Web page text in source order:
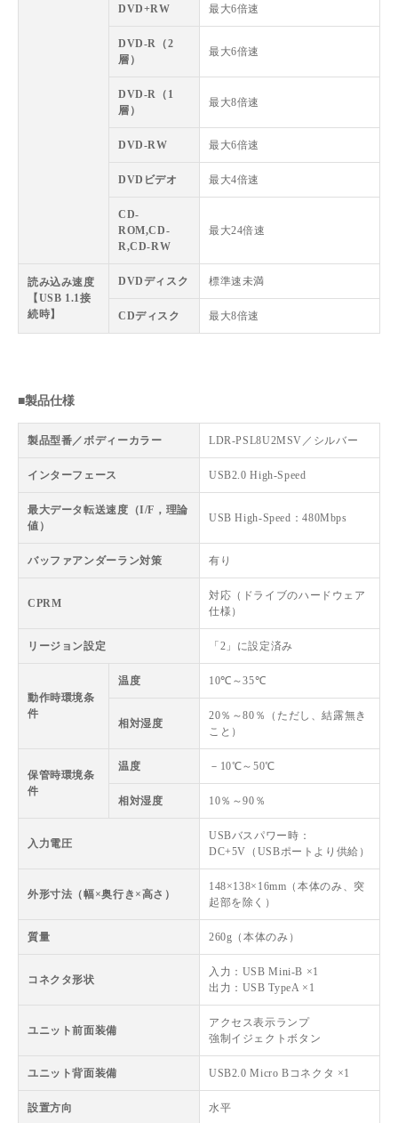
DVD+RW 最大6倍速
DVD-R（2
層）
最大6倍速
DVD-R（1
層）
最大8倍速
DVD-RW 最大6倍速
DVDビデオ 最大4倍速
CD-
ROM,CD-
R,CD-RW
最大24倍速
読み込み速度
【USB 1.1接
続時】
DVDディスク 標準速未満
CDディスク 最大8倍速
■製品仕様
製品型番／ボディーカラー LDR-PSL8U2MSV／シルバー
インターフェース USB2.0 High-Speed
最大データ転送速度（I/F，理論
値）
USB High-Speed：480Mbps
バッファアンダーラン対策 有り
CPRM
対応（ドライブのハードウェア
仕様）
リージョン設定 「2」に設定済み
動作時環境条
件
温度 10℃～35℃
相対湿度
20％～80％（ただし、結露無き
こと）
保管時環境条
件
温度 －10℃～50℃
相対湿度 10％～90％
入力電圧
USBバスパワー時：
DC+5V（USBポートより供給）
外形寸法（幅×奥行き×高さ）
148×138×16mm（本体のみ、突
起部を除く）
質量 260g（本体のみ）
コネクタ形状
入力：USB Mini-B ×1
出力：USB TypeA ×1
ユニット前面装備
アクセス表示ランプ
強制イジェクトボタン
ユニット背面装備 USB2.0 Micro Bコネクタ ×1
設置方向 水平